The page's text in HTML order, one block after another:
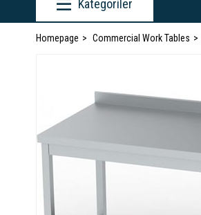
Kategoriler
Homepage Commercial Work Tables